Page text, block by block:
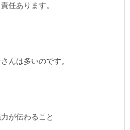
任あります。
んは多いのです。
が伝わること